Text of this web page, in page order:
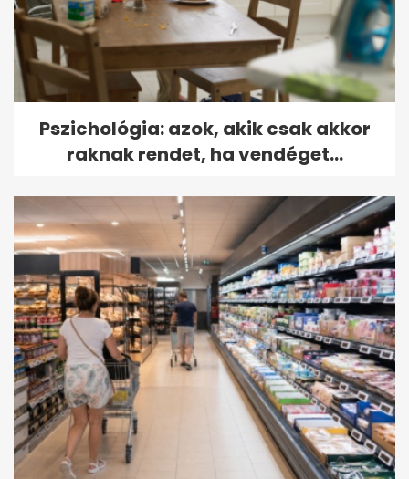
Pszichológia: azok, akik csak akkor
raknak rendet, ha vendéget...